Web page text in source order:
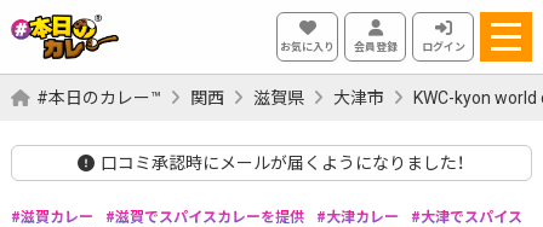
お気に入り 会員登録 ログイン
#本日のカレー™ 関西 滋賀県 大津市 KWC-kyon world
口コミ承認時にメールが届くようになりました！
滋賀カレー 滋賀でスパイスカレーを提供 大津カレー
大津でスパイス